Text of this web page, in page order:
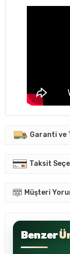
Garanti ve
Taksit
Müşteri
Benzer